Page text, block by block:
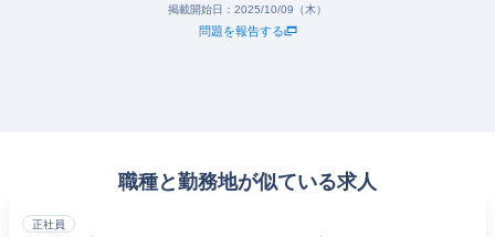
掲載開始日： 2025/10/09（木）
問題を報告する
職種と勤務地が似ている求人
正社員